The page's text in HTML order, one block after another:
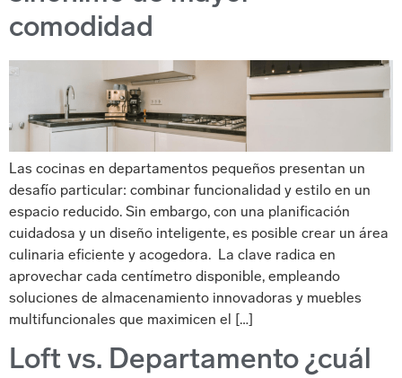
comodidad
Las cocinas en departamentos pequeños presentan un
desafío particular: combinar funcionalidad y estilo en un
espacio reducido. Sin embargo, con una planificación
cuidadosa y un diseño inteligente, es posible crear un área
culinaria eficiente y acogedora. La clave radica en
aprovechar cada centímetro disponible, empleando
soluciones de almacenamiento innovadoras y muebles
multifuncionales que maximicen el […]
Loft vs. Departamento ¿cuál